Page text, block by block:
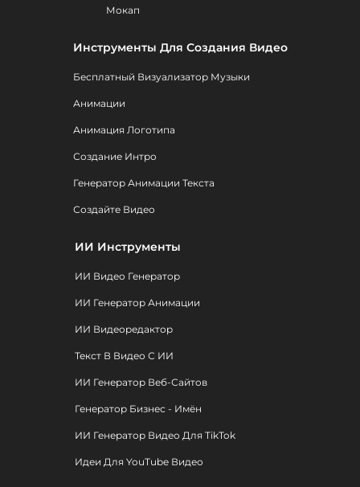
Мокап
Инструменты Для Создания Видео
Бесплатный Визуализатор Музыки
Анимации
Анимация Логотипа
Создание Интро
Генератор Анимации Текста
Создайте Видео
ИИ Инструменты
ИИ Видео Генератор
ИИ Генератор Анимации
ИИ Видеоредактор
Текст В Видео С ИИ
ИИ Генератор Веб-Сайтов
Генератор Бизнес - Имён
ИИ Генератор Видео Для TikTok
Идеи Для YouTube Видео